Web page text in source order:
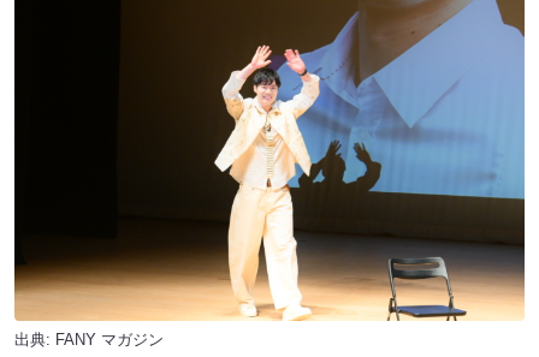
出典: FANY マガジン